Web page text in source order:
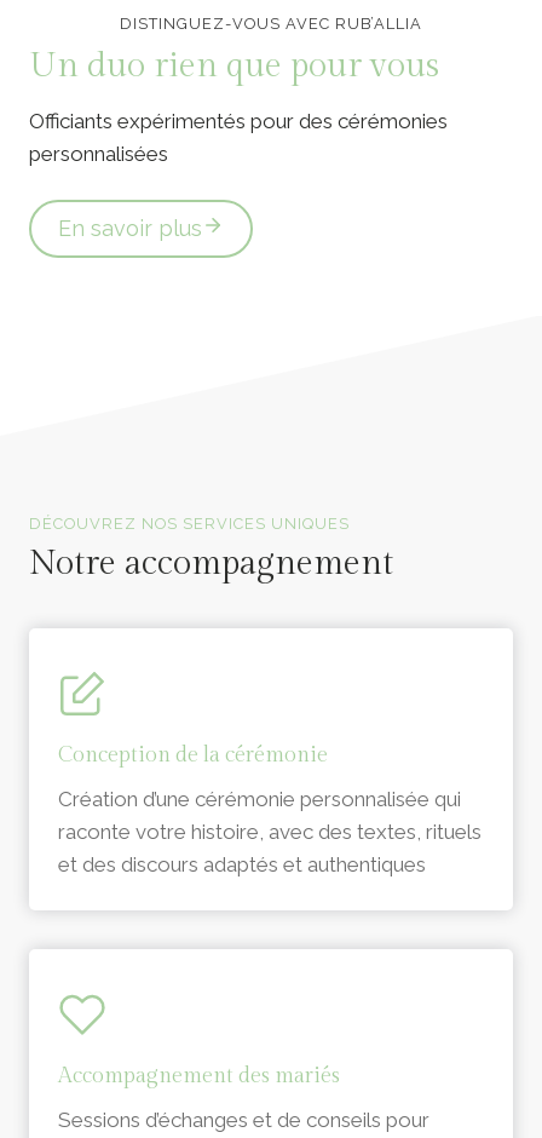
DISTINGUEZ-VOUS AVEC RUB’ALLIA
Un duo rien que pour vous
Officiants expérimentés pour des cérémonies
personnalisées
En savoir plus
DÉCOUVREZ NOS SERVICES UNIQUES
Notre accompagnement
Conception de la cérémonie
Création d’une cérémonie personnalisée qui
raconte votre histoire, avec des textes, rituels
et des discours adaptés et authentiques
Accompagnement des mariés
Sessions d’échanges et de conseils pour